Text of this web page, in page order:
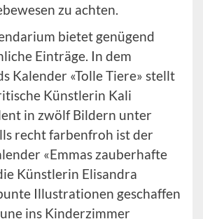
zu achten.
bietet genügend
Einträge. In dem
Kalender «Tolle Tiere» stellt
Künstlerin Kali
in zwölf Bildern unter
recht farbenfroh ist der
«Emmas zauberhafte
Künstlerin Elisandra
Illustrationen geschaffen
ins Kinderzimmer